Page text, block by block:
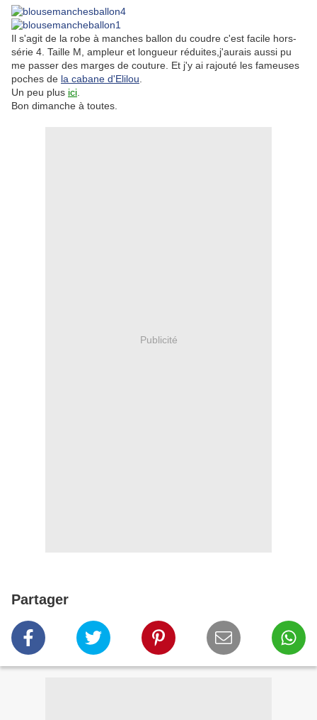
Il s'agit de la robe à manches ballon du coudre c'est facile hors-
série 4. Taille M, ampleur et longueur réduites,j'aurais aussi pu
me passer des marges de couture. Et j'y ai rajouté les fameuses
poches de la cabane d'Elilou
Un peu plus ici
Bon dimanche à toutes.
Publicité
Partager